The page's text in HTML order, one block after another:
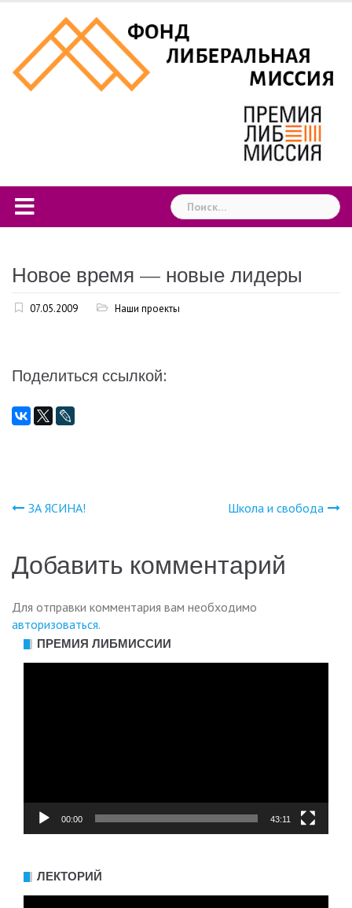
content
Найти:
Новое время — новые лидеры
07.05.2009 Наши проекты
Поделиться ссылкой:
Навигация
по
записям
ЗА ЯСИНА! Школа и свобода
Добавить комментарий
Для отправки комментария вам необходимо
авторизоваться.
ПРЕМИЯ ЛИБМИССИИ
00:00 43:11
ЛЕКТОРИЙ